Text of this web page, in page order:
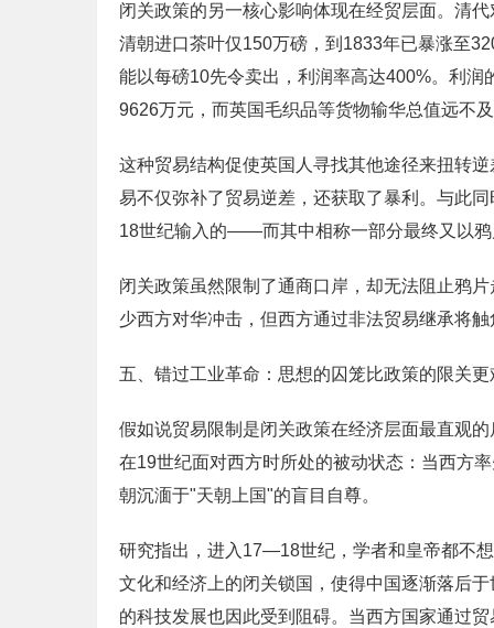
闭关政策的另一核心影响体现在经贸层面。清
清朝进口茶叶仅150万磅，到1833年已暴涨至
能以每磅10先令卖出，利润率高达400%。利
9626万元，而英国毛织品等货物输华总值远不
这种贸易结构促使英国人寻找其他途径来扭转
易不仅弥补了贸易逆差，还获取了暴利。与此
18世纪输入的——而其中相称一部分最终又以鸦
闭关政策虽然限制了通商口岸，却无法阻止鸦
少西方对华冲击，但西方通过非法贸易继承将
五、错过工业革命：思想的囚笼比政策的限关更
假如说贸易限制是闭关政策在经济层面最直观
在19世纪面对西方时所处的被动状态：当西方
朝沉湎于"天朝上国"的盲目自尊。
研究指出，进入17—18世纪，学者和皇帝都不
文化和经济上的闭关锁国，使得中国逐渐落后
的科技发展也因此受到阻碍。当西方国家通过